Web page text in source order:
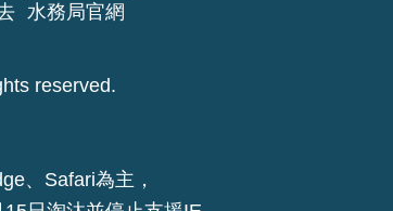
水務局官網
reserved.
、Safari為主，